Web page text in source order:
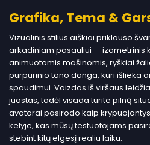
Grafika, Tema &
Vizualinis stilius aiškiai priklauso
arkadiniam pasauliui — izometrinis
animuotomis mašinomis, ryškiai
purpurinio tono danga, kuri išlieka
spaudimui. Vaizdas iš viršaus
juostas, todėl visada turite pilną
avatarai pasirodo kaip
kelyje, kas mūsų testuotojams
stebint kitų elgesį realiu laiku.